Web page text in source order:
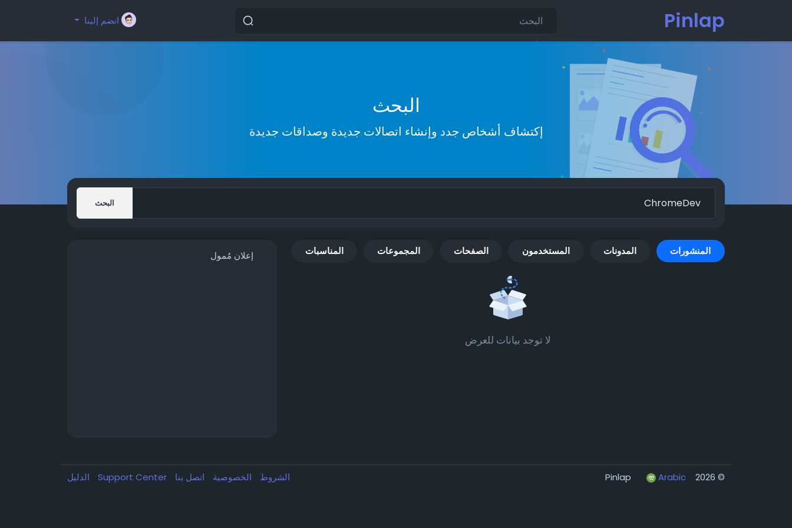
Pinlap انضم إلينا
البحث
إكتشاف أشخاص جدد وإنشاء اتصالات جديدة وصداقات جديدة
البحث
المنشورات المدونات المستخدمون الصفحات المجموعات المناسبات
لا توجد بيانات للعرض
إعلان مُمول
© 2026 Pinlap
Arabic الشروط الخصوصية اتصل بنا Support Center الدليل